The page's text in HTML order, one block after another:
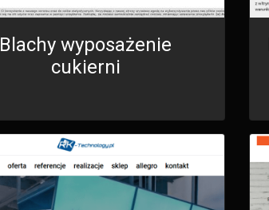
Blachy wyposażenie
cukierni